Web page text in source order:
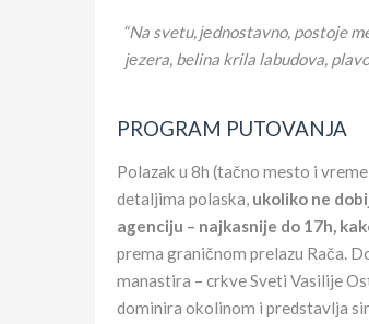
“Na svetu, јеdnostavno, postoje
јеzera, belina krila labudova,
PROGRAM PUTOVANJA
Polazak u 8h (tačno mesto i
detaljima polaska, ukoliko ne
agenciju – najkasnije do 17h,
prema graničnom prelazu Rača.
manastira – crkve Sveti Vasilije
dominira okolinom i predstavlja